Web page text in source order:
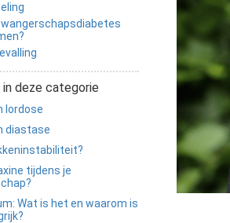
deze categorie
lordose
diastase
tijdens je
Wat is het en waarom is